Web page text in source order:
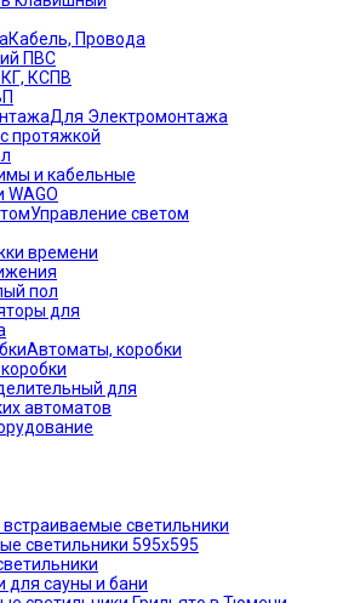
Кабель, Провода
ПВС
КСПВ
Для Электромонтажа
протяжкой
и кабельные
WAGO
Управление светом
времени
пол
для
Автоматы, коробки
для
автоматов
светильники
светильники 595х595
для сауны и бани